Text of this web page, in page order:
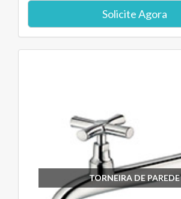
Solicite Agora
TORNEIRA DE PAREDE